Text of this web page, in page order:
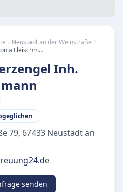
Neustadt an der Weinstraße
Pflegeteam Herzengel Inh. Bronia Fleischmann
Inh.
79, 67433 Neustadt an
senden